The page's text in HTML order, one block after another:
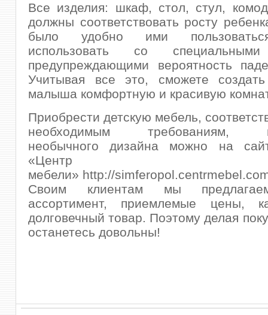
Все изделия: шкаф, стол, стул,
должны соответствовать росту
было удобно ими
использовать со
предупреждающими вероятность
Учитывая все это, сможете
малыша комфортную и красивую
Приобрести детскую мебель,
необходимым требованиям,
необычного дизайна можно на
«Центр
мебели» http://
Своим клиентам мы
ассортимент, приемлемые цены,
долговечный товар. Поэтому делая
останетесь довольны!